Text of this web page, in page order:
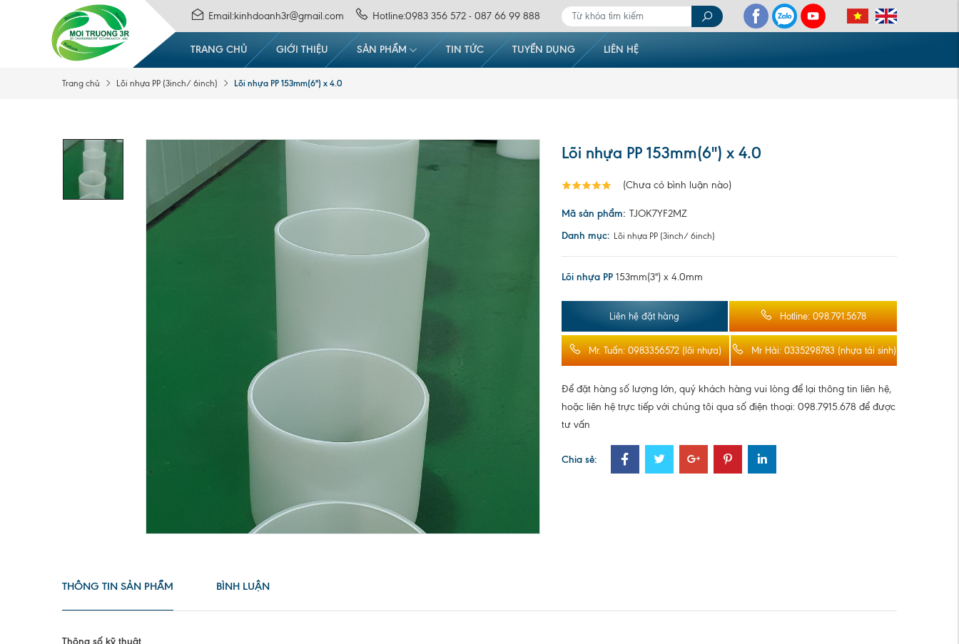
Email:kinhdoanh3r@gmail.com Hotline:0983 356 572 - 087 66 99 888
TRANG CHỦ GIỚI THIỆU SẢN PHẨM TIN TỨC TUYỂN DỤNG LIÊN HỆ
Trang chủ Lõi nhựa PP (3inch/ 6inch) Lõi nhựa PP 153mm(6'') x 4.0
Lõi nhựa PP 153mm(6'') x 4.0
(Chưa có bình luận nào)
Mã sản phẩm: TJOK7YF2MZ
Danh mục: Lõi nhựa PP (3inch/ 6inch)
Lõi nhựa PP153mm(3'') x 4.0mm
Liên hệ đặt hàng Hotline: 098.791.5678
Mr. Tuấn: 0983356572 (lõi nhựa) Mr Hải: 0335298783 (nhựa tái sinh)
Để đặt hàng số lượng lớn, quý khách hàng vui lòng để lại thông tin liên hệ,
hoặc liên hệ trực tiếp với chúng tôi qua số điện thoại: 098.7915.678 để được
tư vấn
Chia sẻ:
THÔNG TIN SẢN PHẨM BÌNH LUẬN
Thông số kỹ thuật